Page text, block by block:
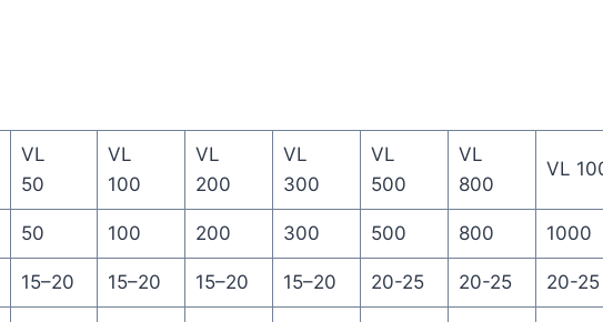
VL
50
VL
100
VL
200
VL
300
VL
500
VL
800
VL
50 100 200 300 500 800 1000
15–20 15–20 15–20 15–20 20-25 20-25 20-25